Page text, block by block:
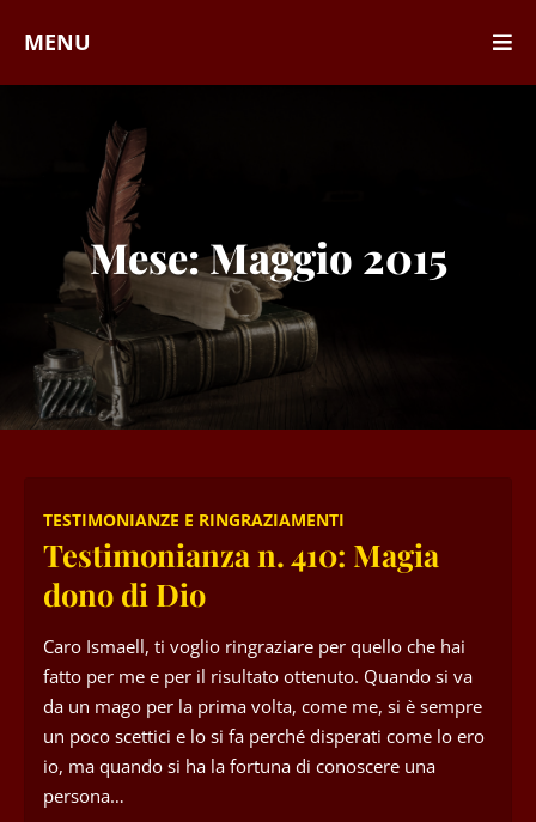
MENU
Mese:Maggio 2015
TESTIMONIANZE E RINGRAZIAMENTI
Testimonianza n. 410: Magia
dono di Dio
Caro Ismaell, ti voglio ringraziare per quello che hai
fatto per me e per il risultato ottenuto. Quando si va
da un mago per la prima volta, come me, si è sempre
un poco scettici e lo si fa perché disperati come lo ero
io, ma quando si ha la fortuna di conoscere una
persona…